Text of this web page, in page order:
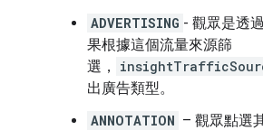
ADVERTISING - 觀眾是透
果根據這個流量來源篩
選，
出廣告類型。
ANNOTATION – 觀眾點選